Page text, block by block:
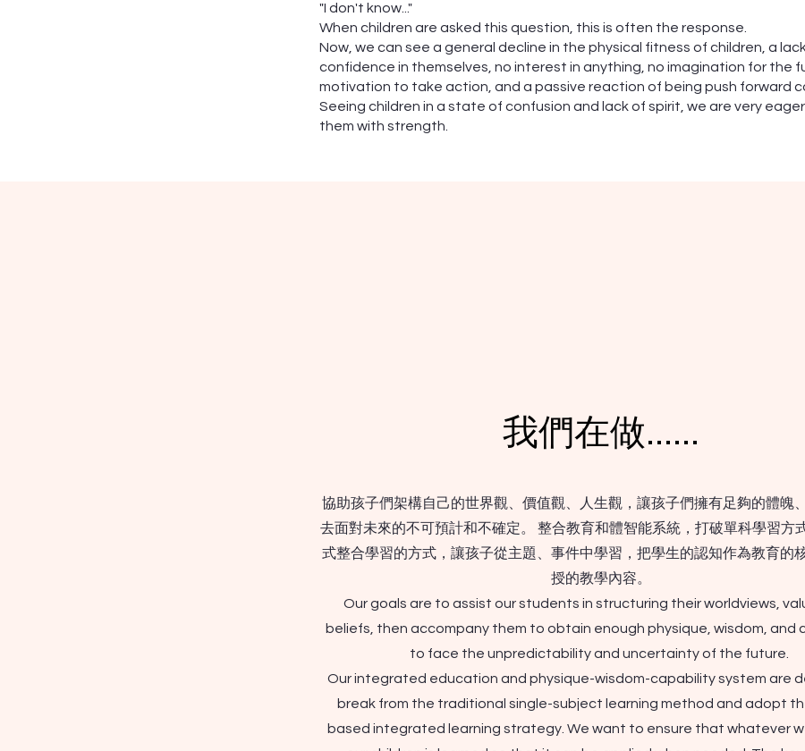
"I don't know..."
When children are asked this question, this is often the response.
Now, we can see a general decline in the physical fitness of children, a
confidence in themselves, no interest in anything, no imagination for the
motivation to take action, and a passive reaction of being push forward
Seeing children in a state of confusion and lack of spirit, we are very
them with strength.
我們在做......
協助孩子們架構自己的世界觀、價值觀、人生觀，讓孩子們擁有足夠的體魄
去面對未來的不可預計和不確定。 整合教育和體智能系統，打破單科學習方
式整合學習的方式，讓孩子從主題、事件中學習，把學生的認知作為教育的
授的教學內容。
Our goals are to assist our students in structuring their worldviews,
beliefs, then accompany them to obtain enough physique, wisdom, and
to face the unpredictability and uncertainty of the future.
Our integrated education and physique-wisdom-capability system are
break from the traditional single-subject learning method and adopt
based integrated learning strategy. We want to ensure that whatever